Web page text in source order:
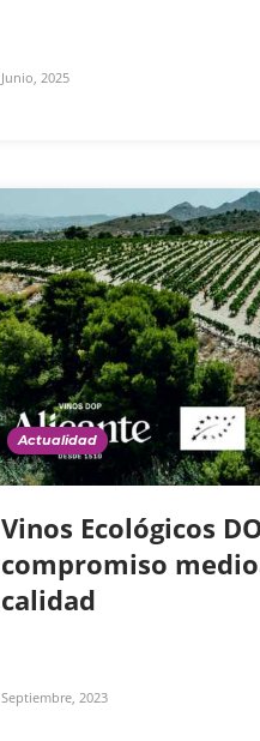
Junio, 2025
Actualidad
Vinos Ecológicos
compromiso
calidad
Septiembre, 2023